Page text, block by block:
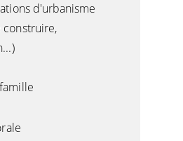
d'urbanisme